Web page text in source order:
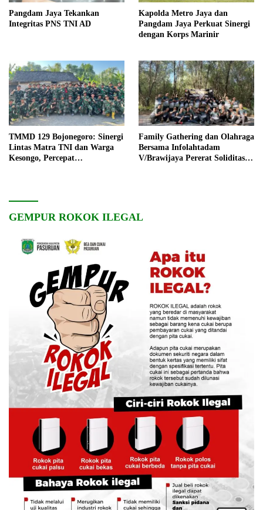
Pangdam Jaya Tekankan
Integritas PNS TNI AD
Kapolda Metro Jaya dan
Pangdam Jaya Perkuat Sinergi
dengan Korps Marinir
TMMD 129 Bojonegoro: Sinergi
Lintas Matra TNI dan Warga
Kesongo, Percepat
Family Gathering dan Olahraga
Bersama Infolahtadam
V/Brawijaya Pererat Soliditas
GEMPUR ROKOK ILEGAL